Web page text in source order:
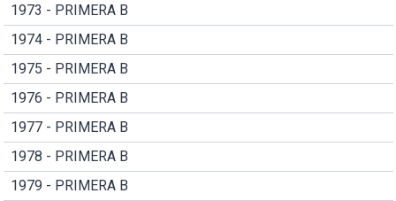
1973 - PRIMERA B
1974 - PRIMERA B
1975 - PRIMERA B
1976 - PRIMERA B
1977 - PRIMERA B
1978 - PRIMERA B
1979 - PRIMERA B